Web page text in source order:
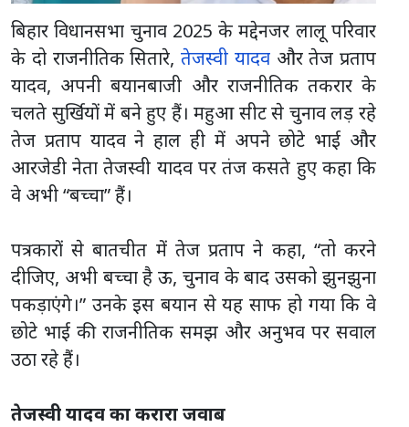
बिहार विधानसभा चुनाव 2025 के मद्देनजर लालू परिवार
के दो राजनीतिक सितारे, तेजस्वी यादवऔर तेज प्रताप
यादव, अपनी बयानबाजी और राजनीतिक तकरार के
चलते सुर्खियों में बने हुए हैं। महुआ सीट से चुनाव लड़ रहे
तेज प्रताप यादव ने हाल ही में अपने छोटे भाई और
आरजेडी नेता तेजस्वी यादव पर तंज कसते हुए कहा कि
वे अभी “बच्चा” हैं।
पत्रकारों से बातचीत में तेज प्रताप ने कहा, “तो करने
दीजिए, अभी बच्चा है ऊ, चुनाव के बाद उसको झुनझुना
पकड़ाएंगे।” उनके इस बयान से यह साफ हो गया कि वे
छोटे भाई की राजनीतिक समझ और अनुभव पर सवाल
उठा रहे हैं।
तेजस्वी यादव का करारा जवाब